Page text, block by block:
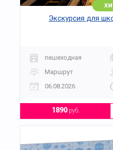
Экскурсия для
пешеходная
Маршрут
06.08.2026
1890руб.